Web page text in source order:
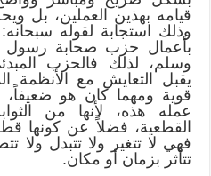
قيامه بهذين العملين، بل
وذلك استجابة لقوله
بأعمال حزب صحابة رسول
وسلم، لذلك فالحزب
يقبل التعايش مع الأنظمة
قوية ومهما كان هو ضعيفاً،
عمله هذه، لأنها من
القطعية، فضلاً عن كونها
فهي لا تتغير ولا تتبدل ولا
تتأثر بزمان أو مكان.